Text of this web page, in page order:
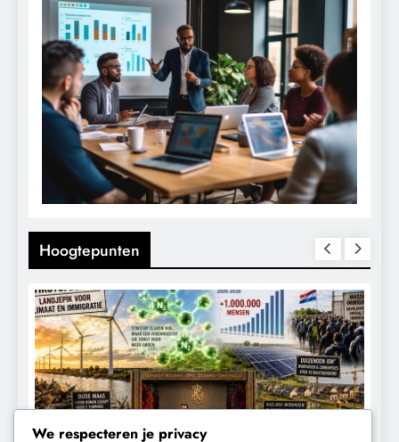
Hoogtepunten
We respecteren je privacy